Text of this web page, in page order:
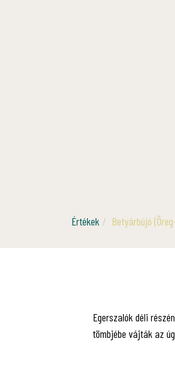
Értékek Betyárbújó
Egerszalók déli
tömbjébe vájták az